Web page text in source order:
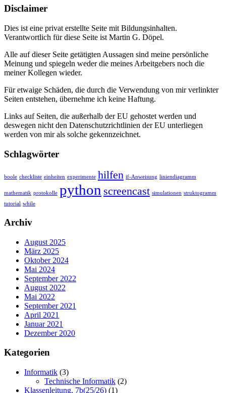
Disclaimer
Dies ist eine privat erstellte Seite mit Bildungsinhalten.
Verantwortlich für diese Seite ist Martin G. Döpel.
Alle auf dieser Seite getätigten Aussagen sind meine persönliche
Meinung und spiegeln weder die meines Arbeitgebers noch die
meiner Kollegen wieder.
Für etwaige Schäden, die durch die Verwendung von mir verlinkter
Seiten entstehen, übernehme ich keine Haftung.
Links auf Seiten, die außerhalb der EU gehostet werden und
deswegen nicht den Datenschutzrichtlinien der EU unterliegen
werden von mir als solche gekennzeichnet.
Schlagwörter
boole checkliste einheiten experimente hilfen if-Anweisung liniendiagramm
mathematik protokolle python screencast simulationen struktogramm
tutorial while
Archiv
August 2025
März 2025
Oktober 2024
Mai 2024
September 2022
August 2022
Mai 2022
September 2021
April 2021
Januar 2021
Dezember 2020
Kategorien
Informatik (3)
Technische Informatik (2)
Klassenleitung, 7b(25/26) (1)